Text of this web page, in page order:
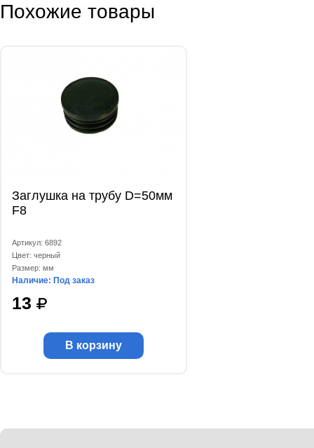
Похожие товары
Заглушка на трубу D=50мм
F8
Артикул: 6892
Цвет: черный
Размер: мм
Наличие: Под заказ
13
В корзину